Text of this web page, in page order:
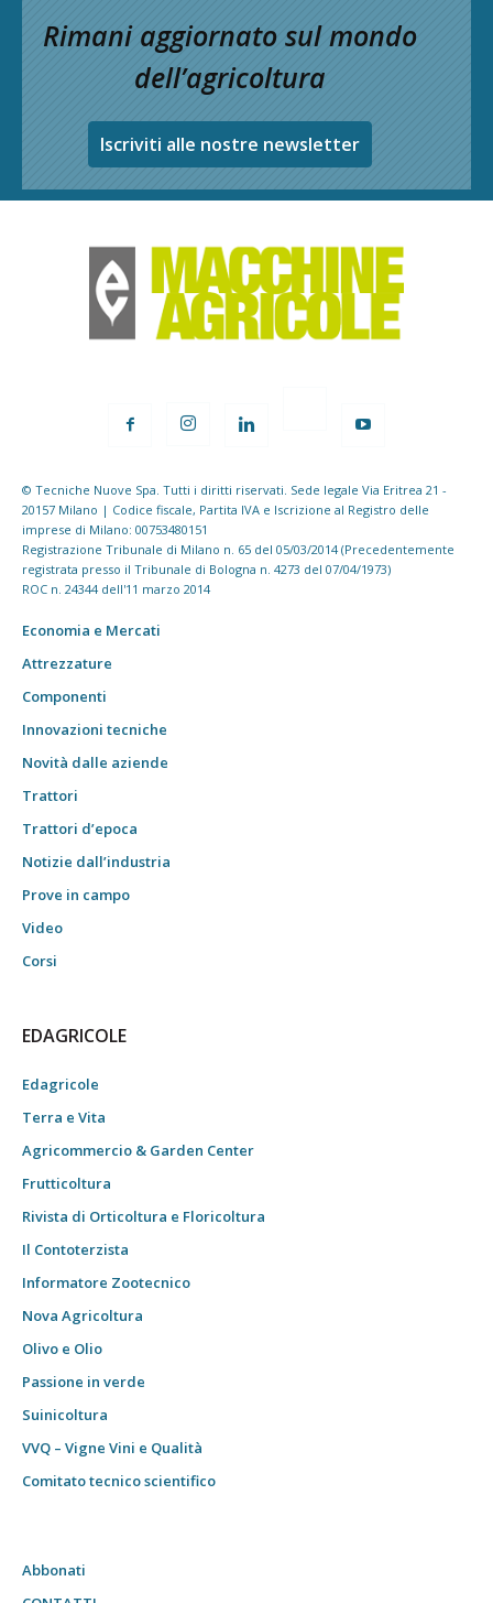
Rimani aggiornato sul mondo
dell’agricoltura
Iscriviti alle nostre newsletter
© Tecniche Nuove Spa. Tutti i diritti riservati. Sede legale Via Eritrea 21 -
20157 Milano | Codice fiscale, Partita IVA e Iscrizione al Registro delle
imprese di Milano: 00753480151
Registrazione Tribunale di Milano n. 65 del 05/03/2014 (Precedentemente
registrata presso il Tribunale di Bologna n. 4273 del 07/04/1973)
ROC n. 24344 dell'11 marzo 2014
Economia e Mercati
Attrezzature
Componenti
Innovazioni tecniche
Novità dalle aziende
Trattori
Trattori d’epoca
Notizie dall’industria
Prove in campo
Video
Corsi
EDAGRICOLE
Edagricole
Terra e Vita
Agricommercio & Garden Center
Frutticoltura
Rivista di Orticoltura e Floricoltura
Il Contoterzista
Informatore Zootecnico
Nova Agricoltura
Olivo e Olio
Passione in verde
Suinicoltura
VVQ – Vigne Vini e Qualità
Comitato tecnico scientifico
Abbonati